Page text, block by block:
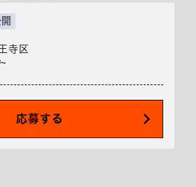
寺区
応募する